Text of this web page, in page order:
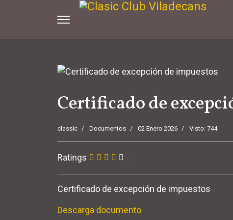
Certificado de
classic Documentos 02 Enero 2026 Visto: 744
Ratings
Certificado de excepción de impuestos
Descarga documento